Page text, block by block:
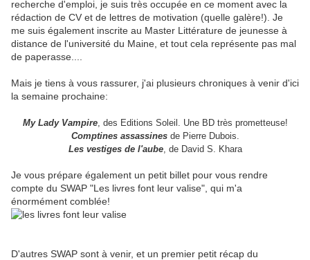
recherche d'emploi, je suis très occupée en ce moment avec la
rédaction de CV et de lettres de motivation (quelle galère!). Je
me suis également inscrite au Master Littérature de jeunesse à
distance de l'université du Maine, et tout cela représente pas mal
de paperasse....
Mais je tiens à vous rassurer, j'ai plusieurs chroniques à venir d'ici
la semaine prochaine:
My Lady Vampire, des Editions Soleil. Une BD très prometteuse!
Comptines assassinesde Pierre Dubois.
Les vestiges de l'aube, de David S. Khara
Je vous prépare également un petit billet pour vous rendre
compte du SWAP "Les livres font leur valise", qui m'a
énormément comblée!
D'autres SWAP sont à venir, et un premier petit récap du